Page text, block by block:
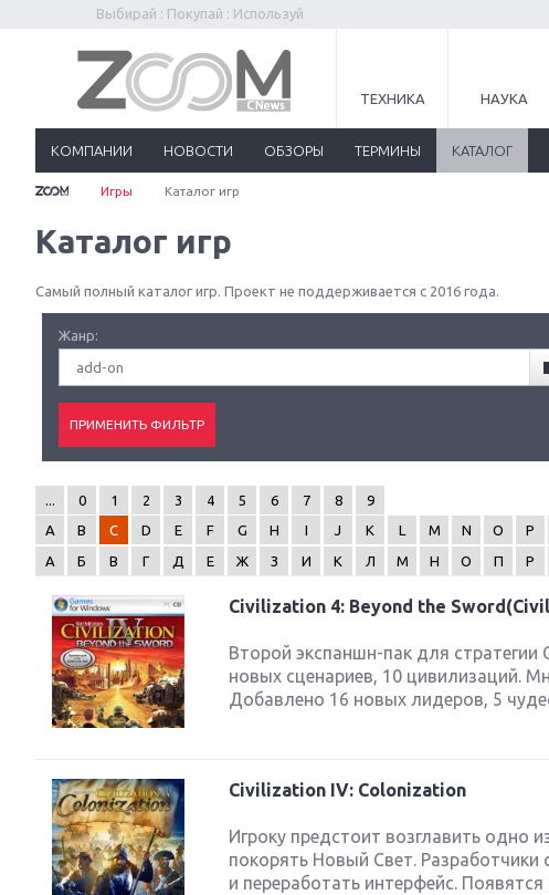
Выбирай : Покупай : Используй
ТЕХНИКА НАУКА
КОМПАНИИ НОВОСТИ ОБЗОРЫ ТЕРМИНЫ КАТАЛОГ
Игры Каталог игр
Каталог игр
Самый полный каталог игр. Проект не поддерживается с 2016 года.
Жанр:
add-on
0 1 2 3 4 5 6 7 8
9
A
B C D E F G H I J K L M N O P
А
Б В Г Д Е Ж З И К Л М Н О П Р
Civilization 4: Beyond the
Второй экспаншн-пак для
новых сценариев, 10 цивилизаций.
Добавлено 16 новых лидеров, 5
Civilization IV: Colonization
Игроку предстоит возглавить одно
покорять Новый Свет.
и переработать интерфейс.
Next